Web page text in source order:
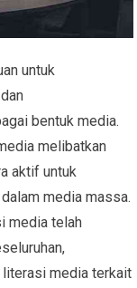
untuk
bentuk media.
melibatkan
aktif untuk
media massa.
media telah
literasi media terkait